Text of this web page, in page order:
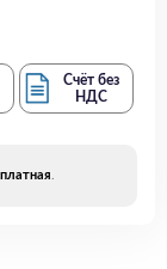
Счёт без
НДС
.